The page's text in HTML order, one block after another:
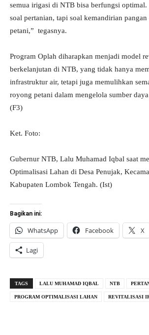
semua irigasi di NTB bisa berfungsi
soal pertanian, tapi soal kemandirian pangan
petani,” tegasnya.
Program Oplah diharapkan menjadi model
berkelanjutan di NTB, yang tidak hanya
infrastruktur air, tetapi juga memulihkan
royong petani dalam mengelola sumber
(F3)
Ket. Foto:
Gubernur NTB, Lalu Muhamad Iqbal saat
Optimalisasi Lahan di Desa Penujak,
Kabupaten Lombok Tengah. (Ist)
Bagikan ini:
WhatsApp Facebook X
Lagi
TAGS LALU MUHAMAD IQBAL NTB
PROGRAM OPTIMALISASI LAHAN REVITALISASI